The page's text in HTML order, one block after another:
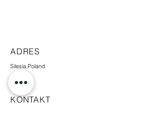
ADRES
Silesia,Poland
KONTAKT